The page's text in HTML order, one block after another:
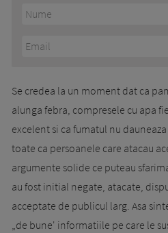
Se credea la un moment dat ca
alunga febra, compresele cu apa
excelent si ca fumatul nu
toate ca persoanele care atacau
argumente solide ce puteau
au fost initial negate, atacate,
acceptate de publicul larg. Asa
„de bune' informatiile pe care le